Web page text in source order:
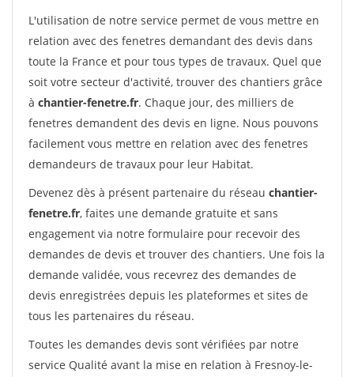
L'utilisation de notre service permet de vous mettre en
relation avec des fenetres demandant des devis dans
toute la France et pour tous types de travaux. Quel que
soit votre secteur d'activité, trouver des chantiers grâce
à chantier-fenetre.fr. Chaque jour, des milliers de
fenetres demandent des devis en ligne. Nous pouvons
facilement vous mettre en relation avec des fenetres
demandeurs de travaux pour leur Habitat.
Devenez dès à présent partenaire du réseau chantier-
fenetre.fr, faites une demande gratuite et sans
engagement via notre formulaire pour recevoir des
demandes de devis et trouver des chantiers. Une fois la
demande validée, vous recevrez des demandes de
devis enregistrées depuis les plateformes et sites de
tous les partenaires du réseau.
Toutes les demandes devis sont vérifiées par notre
service Qualité avant la mise en relation à Fresnoy-le-